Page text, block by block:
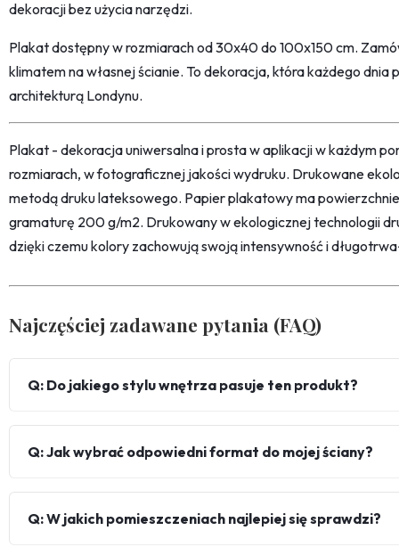
dekoracji bez użycia narzędzi.
Plakat dostępny w rozmiarach od 30x40 do 100x150 cm.
klimatem na własnej ścianie. To dekoracja, która każdego dnia
architekturą Londynu.
Plakat - dekoracja uniwersalna i prosta w aplikacji w każdym
rozmiarach, w fotograficznej jakości wydruku. Drukowane
metodą druku lateksowego. Papier plakatowy ma
gramaturę 200 g/m2. Drukowany w ekologicznej technologii
dzięki czemu kolory zachowują swoją intensywność i
Najczęściej zadawane pytania (FAQ)
Q: Do jakiego stylu wnętrza pasuje ten produkt?
Q: Jak wybrać odpowiedni format do mojej ściany?
Q: W jakich pomieszczeniach najlepiej się sprawdzi?